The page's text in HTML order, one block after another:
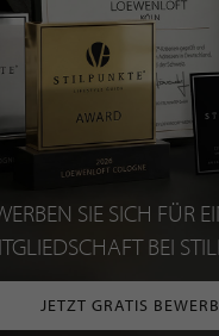
SIE SICH FÜR
BEI
JETZT GRATIS